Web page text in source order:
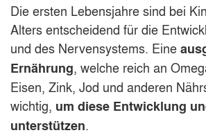
Die ersten Lebensjahre sind bei
Alters entscheidend für die
und des Nervensystems. Eine
Ernährung, welche reich an
Eisen, Zink, Jod und anderen
wichtig, um diese Entwicklung
unterstützen.